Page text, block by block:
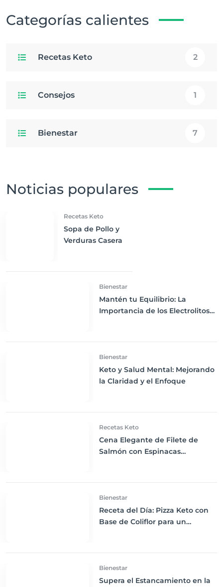
Categorías calientes
Recetas Keto 2
Consejos 1
Bienestar 7
Noticias populares
Recetas Keto
Sopa de Pollo y
Verduras Casera
Bienestar
Mantén tu Equilibrio: La
Importancia de los Electrolitos
Bienestar
Keto y Salud Mental: Mejorando
la Claridad y el Enfoque
Recetas Keto
Cena Elegante de Filete de
Salmón con Espinacas
Bienestar
Receta del Día: Pizza Keto con
Base de Coliflor para un
Bienestar
Supera el Estancamiento en la